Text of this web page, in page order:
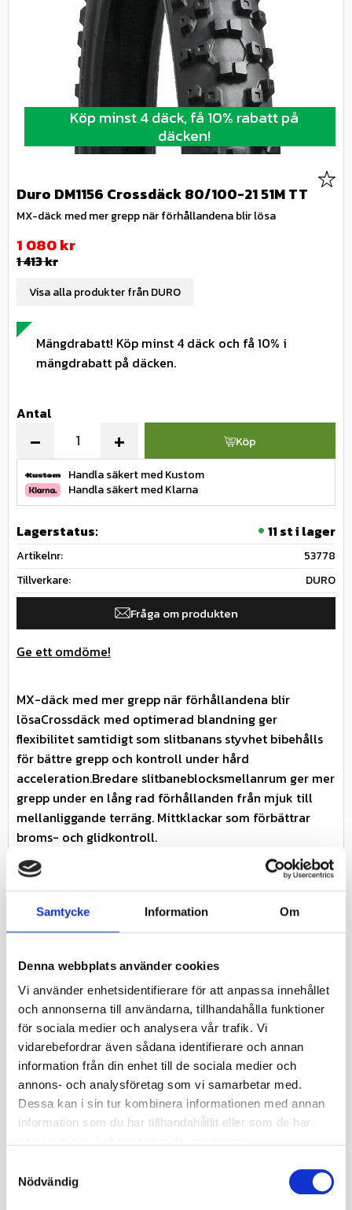
Samtycke Information Om
Denna webbplats använder cookies
Vi använder enhetsidentifierare för att anpassa innehållet
och annonserna till användarna, tillhandahålla funktioner
för sociala medier och analysera vår trafik. Vi
vidarebefordrar även sådana identifierare och annan
information från din enhet till de sociala medier och
annons- och analysföretag som vi samarbetar med.
Dessa kan i sin tur kombinera informationen med annan
information som du har tillhandahållit eller som de har
Nödvändig
Köp minst 4 däck, få 10% rabatt på
däcken!
Duro DM1156 Crossdäck 80/100-21 51M TT
MX-däck med mer grepp när förhållandena blir lösa
Mängdrabatt! Köp minst 4 däck och få 10% i
mängdrabatt på däcken.
Nedsatt pris:
1 080kr
Ordinarie pris:
1 413kr
Antal
+
- Köp
Handla säkert med Kustom
Handla säkert med Klarna
Lagerstatus 11 st i lager
Artikelnr
53778
Tillverkare
DURO
Fråga om produkten
Visa alla produkter från DURO
Ge ett omdöme!
MX-däck med mer grepp när förhållandena blir
lösaCrossdäck med optimerad blandning ger
flexibilitet samtidigt som slitbanans styvhet bibehålls
för bättre grepp och kontroll under hård
acceleration.Bredare slitbaneblocksmellanrum ger mer
grepp under en lång rad förhållanden från mjuk till
mellanliggande terräng. Mittklackar som förbättrar
broms- och glidkontroll.
Nästa inkommande
leveransdatum
-
Miljöavgift 25 kr inkl
Fabrikat
DURO
Nettovikt kg
3.994
TL / TT
Konstruerat att
användas med slang
(TT)
Däckstorlek
80/100
Bredd mm